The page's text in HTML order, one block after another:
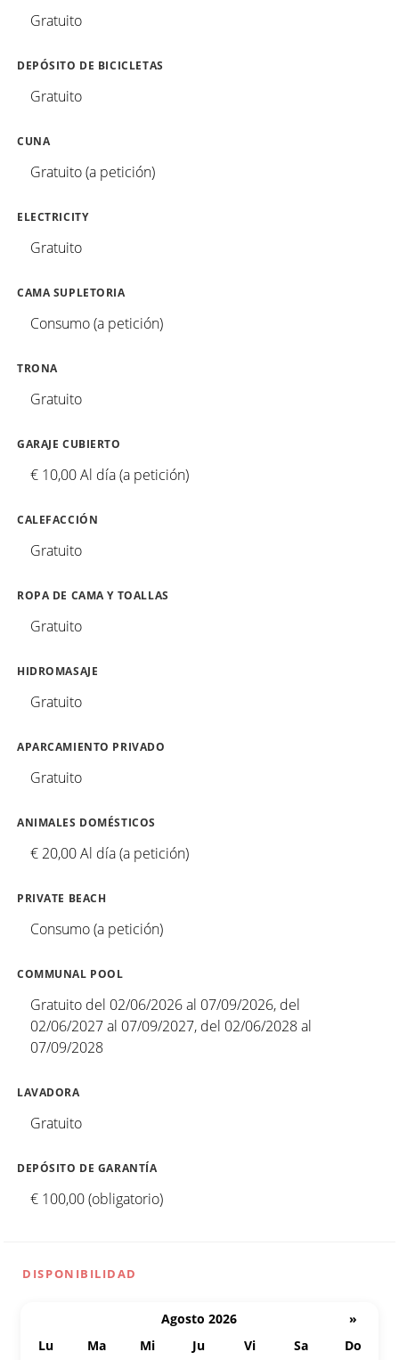
Gratuito
DEPÓSITO DE BICICLETAS
Gratuito
CUNA
Gratuito (a petición)
ELECTRICITY
Gratuito
CAMA SUPLETORIA
Consumo (a petición)
TRONA
Gratuito
GARAJE CUBIERTO
€ 10,00 Al día (a petición)
CALEFACCIÓN
Gratuito
ROPA DE CAMA Y TOALLAS
Gratuito
HIDROMASAJE
Gratuito
APARCAMIENTO PRIVADO
Gratuito
ANIMALES DOMÉSTICOS
€ 20,00 Al día (a petición)
PRIVATE BEACH
Consumo (a petición)
COMMUNAL POOL
Gratuito del 02/06/2026 al 07/09/2026, del
02/06/2027 al 07/09/2027, del 02/06/2028 al
07/09/2028
LAVADORA
Gratuito
DEPÓSITO DE GARANTÍA
€ 100,00 (obligatorio)
DISPONIBILIDAD
Agosto 2026
»
Lu
Ma Mi Ju Vi Sa
Do